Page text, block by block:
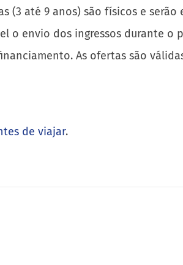
(3 até 9 anos) são físicos e
o envio dos ingressos durante
As ofertas são
de viajar.